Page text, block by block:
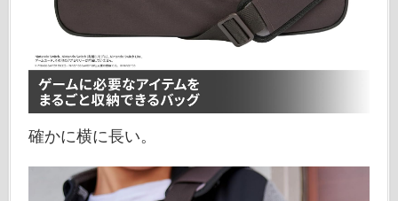
確かに横に長い。